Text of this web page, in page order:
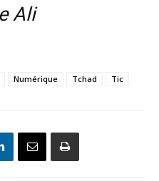
Ali
Numérique Tchad Tic